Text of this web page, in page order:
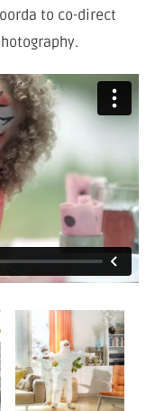
to co-direct